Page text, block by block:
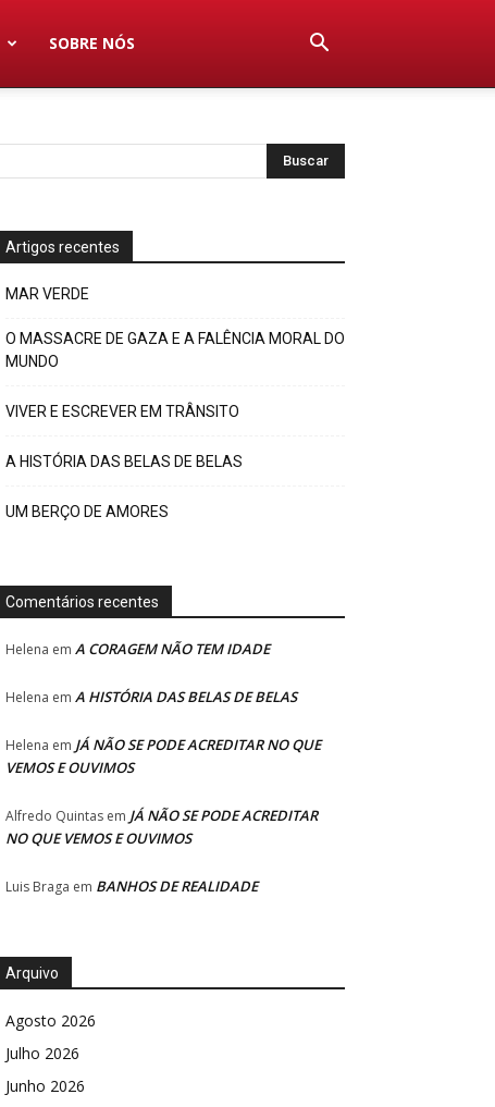
SOBRE NÓS
Artigos recentes
MAR VERDE
O MASSACRE DE GAZA E A FALÊNCIA MORAL DO
MUNDO
VIVER E ESCREVER EM TRÂNSITO
A HISTÓRIA DAS BELAS DE BELAS
UM BERÇO DE AMORES
Comentários recentes
Helena em A CORAGEM NÃO TEM IDADE
Helena em A HISTÓRIA DAS BELAS DE BELAS
Helena em JÁ NÃO SE PODE ACREDITAR NO QUE
VEMOS E OUVIMOS
Alfredo Quintas em JÁ NÃO SE PODE ACREDITAR
NO QUE VEMOS E OUVIMOS
Luis Braga em BANHOS DE REALIDADE
Arquivo
Agosto 2026
Julho 2026
Junho 2026